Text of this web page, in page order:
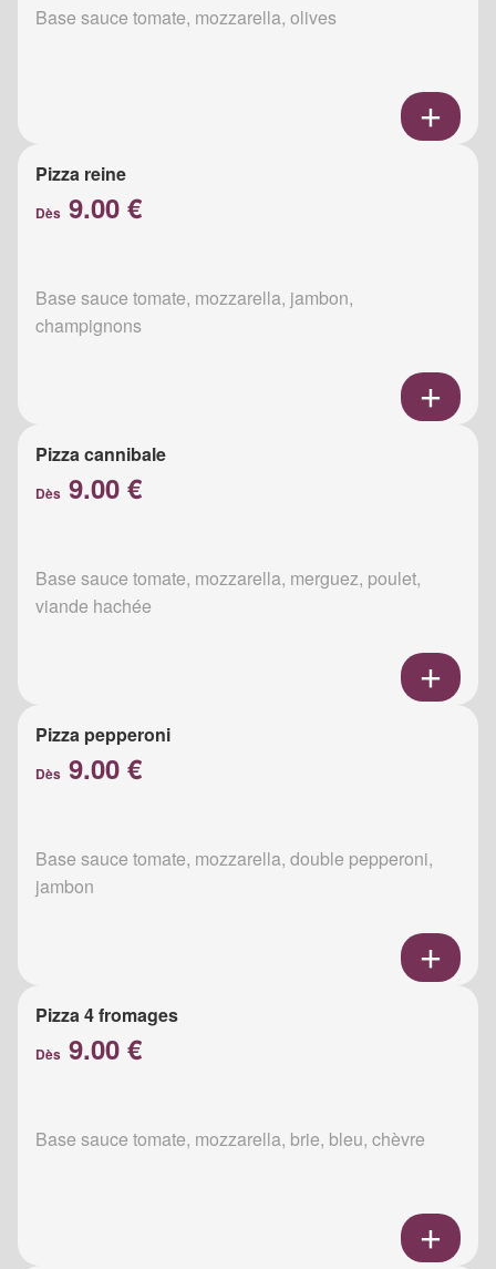
Base sauce tomate, mozzarella, olives
Pizza reine
Dès 9.00 €
Base sauce tomate, mozzarella, jambon,
champignons
Pizza cannibale
Dès 9.00 €
Base sauce tomate, mozzarella, merguez, poulet,
viande hachée
Pizza pepperoni
Dès 9.00 €
Base sauce tomate, mozzarella, double pepperoni,
jambon
Pizza 4 fromages
Dès 9.00 €
Base sauce tomate, mozzarella, brie, bleu, chèvre